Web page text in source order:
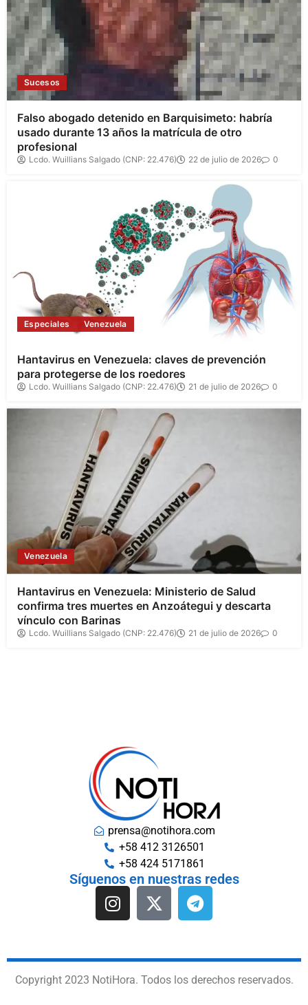
Sucesos
Falso abogado detenido en Barquisimeto: habría
usado durante 13 años la matrícula de otro
profesional
Lcdo. Wuillians Salgado (CNP: 22.476) 22 de julio de 2026 0
Especiales Venezuela
Hantavirus en Venezuela: claves de prevención
para protegerse de los roedores
Lcdo. Wuillians Salgado (CNP: 22.476) 21 de julio de 2026 0
Venezuela
Hantavirus en Venezuela: Ministerio de Salud
confirma tres muertes en Anzoátegui y descarta
vínculo con Barinas
Lcdo. Wuillians Salgado (CNP: 22.476) 21 de julio de 2026 0
prensa@notihora.com
+58 412 3126501
+58 424 5171861
Síguenos en nuestras redes
Copyright 2023 NotiHora. Todos los derechos reservados.